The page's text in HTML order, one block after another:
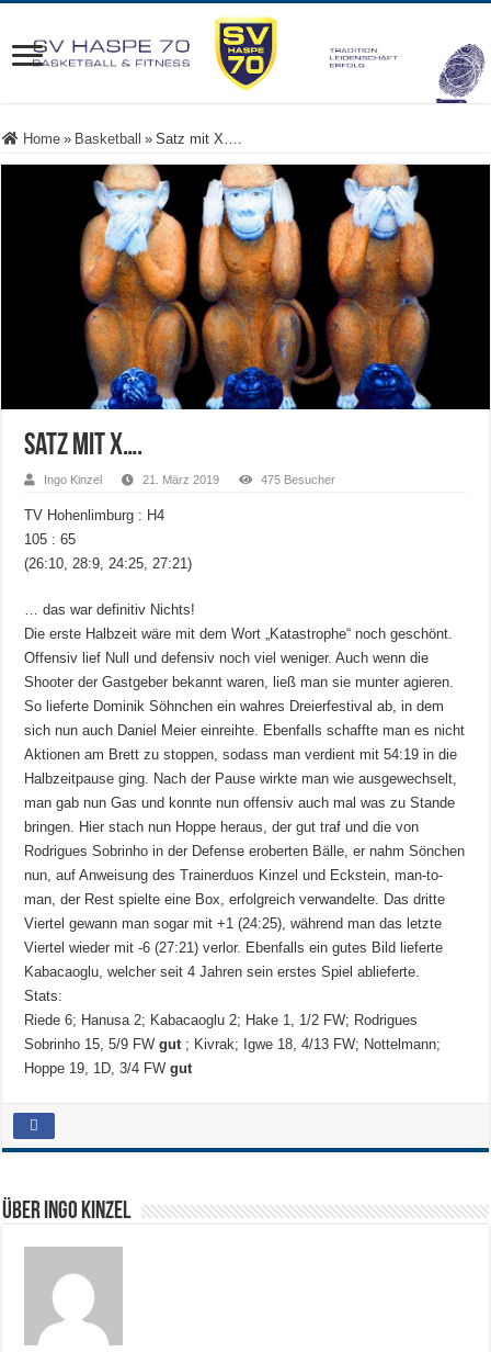
Home » Basketball » Satz mit X….
Satz mit X….
Ingo Kinzel 21. März 2019 475 Besucher
TV Hohenlimburg : H4
105 : 65
(26:10, 28:9, 24:25, 27:21)
… das war definitiv Nichts!
Die erste Halbzeit wäre mit dem Wort „Katastrophe“ noch geschönt.
Offensiv lief Null und defensiv noch viel weniger. Auch wenn die
Shooter der Gastgeber bekannt waren, ließ man sie munter agieren.
So lieferte Dominik Söhnchen ein wahres Dreierfestival ab, in dem
sich nun auch Daniel Meier einreihte. Ebenfalls schaffte man es nicht
Aktionen am Brett zu stoppen, sodass man verdient mit 54:19 in die
Halbzeitpause ging. Nach der Pause wirkte man wie ausgewechselt,
man gab nun Gas und konnte nun offensiv auch mal was zu Stande
bringen. Hier stach nun Hoppe heraus, der gut traf und die von
Rodrigues Sobrinho in der Defense eroberten Bälle, er nahm Sönchen
nun, auf Anweisung des Trainerduos Kinzel und Eckstein, man-to-
man, der Rest spielte eine Box, erfolgreich verwandelte. Das dritte
Viertel gewann man sogar mit +1 (24:25), während man das letzte
Viertel wieder mit -6 (27:21) verlor. Ebenfalls ein gutes Bild lieferte
Kabacaoglu, welcher seit 4 Jahren sein erstes Spiel ablieferte.
Stats:
Riede 6; Hanusa 2; Kabacaoglu 2; Hake 1, 1/2 FW; Rodrigues
Sobrinho 15, 5/9 FWgut ; Kivrak; Igwe 18, 4/13 FW; Nottelmann;
Hoppe 19, 1D, 3/4 FW gut
Über Ingo Kinzel